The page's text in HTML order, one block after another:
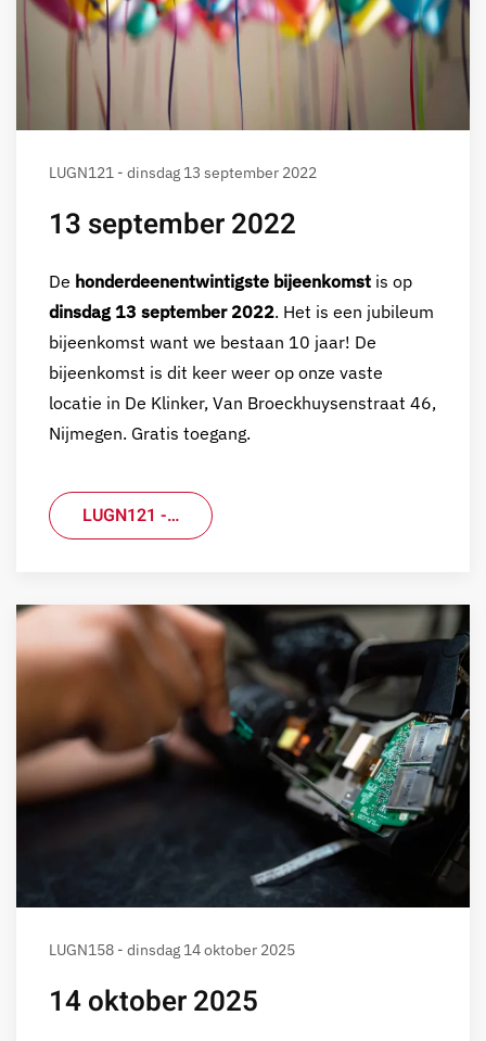
LUGN121 - dinsdag 13 september 2022
13 september 2022
De honderdeenentwintigste bijeenkomst is op
dinsdag 13 september 2022. Het is een jubileum
bijeenkomst want we bestaan 10 jaar! De
bijeenkomst is dit keer weer op onze vaste
locatie in De Klinker, Van Broeckhuysenstraat 46,
Nijmegen. Gratis toegang.
LUGN121 -…
LUGN158 - dinsdag 14 oktober 2025
14 oktober 2025